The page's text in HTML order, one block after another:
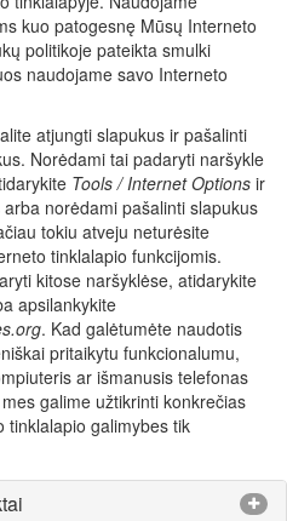
kuo patogesnę Mūsų Interneto
politikoje pateikta smulki
naudojame savo Interneto
atjungti slapukus ir pašalinti
Norėdami tai padaryti naršykle
Tools / Internet Options ir
norėdami pašalinti slapukus
tokiu atveju neturėsite
tinklalapio funkcijomis.
kitose naršyklėse, atidarykite
apsilankykite
. Kad galėtumėte naudotis
pritaikytu funkcionalumu,
ar išmanusis telefonas
galime užtikrinti konkrečias
tinklalapio galimybes tik